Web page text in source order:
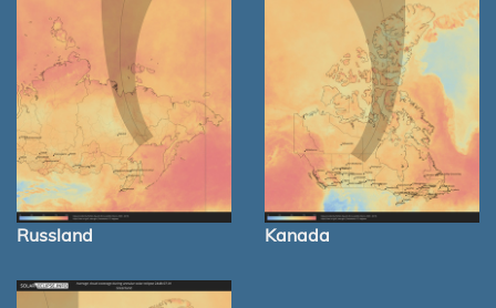
Russland Kanada